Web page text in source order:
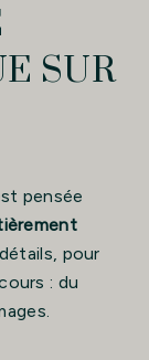
SUR
pensée
pour
: du